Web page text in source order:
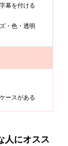
幕を付ける
・色・透明
ースがある
人にオスス